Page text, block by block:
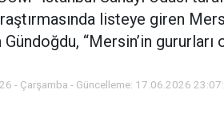
listeye giren
“Mersin’in gururları
- Çarşamba - Güncelleme: 17.06.2026